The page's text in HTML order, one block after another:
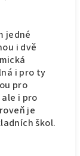
jedné
i dvě
i pro ty
pro
ale i pro
je
škol.